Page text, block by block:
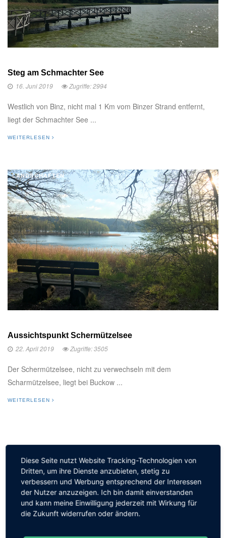
Steg am Schmachter See
16. Juni 2019
Zugriffe: 2994
Westlich von Binz, nicht mal 1 Km vom Binzer Strand entfernt,
liegt der Schmachter See ...
WEITERLESEN
LANDSCHAFTEN
Aussichtspunkt Schermützelsee
22. April 2019
Zugriffe: 3505
Der Schermützelsee, nicht zu verwechseln mit dem
Scharmützelsee, liegt bei Buckow ...
WEITERLESEN
MEISTGELESEN
Libelle auf Blütenstiel
29 Aug, 2011 6544
Diese Seite nutzt Website Tracking-Technologien von
Dritten, um ihre Dienste anzubieten, stetig zu
verbessern und Werbung entsprechend der Interessen
der Nutzer anzuzeigen. Ich bin damit einverstanden
und kann meine Einwilligung jederzeit mit Wirkung für
die Zukunft widerrufen oder ändern.